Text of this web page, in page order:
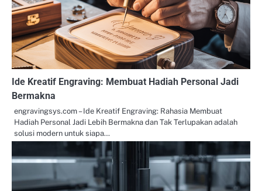
Ide Kreatif Engraving: Membuat Hadiah Personal Jadi
Bermakna
engravingsys.com – Ide Kreatif Engraving: Rahasia Membuat
Hadiah Personal Jadi Lebih Bermakna dan Tak Terlupakan adalah
solusi modern untuk siapa…